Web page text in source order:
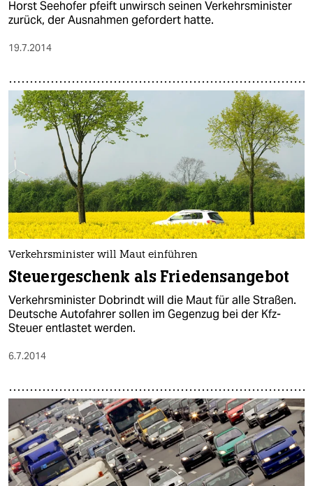
Horst Seehofer pfeift unwirsch seinen Verkehrsminister
zurück, der Ausnahmen gefordert hatte.
19.7.2014
Verkehrsminister will Maut einführen
Steuergeschenk als Friedensangebot
Verkehrsminister Dobrindt will die Maut für alle Straßen.
Deutsche Autofahrer sollen im Gegenzug bei der Kfz-
Steuer entlastet werden.
6.7.2014